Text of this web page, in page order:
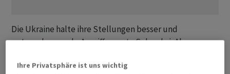
Die Ukraine halte ihre Stellungen besser und
unternehme mehr Angriffe, sagte Selenskyj. Als
mit Drohnen im russischen Hinterland. Sie hätten im Mai
Ihre Privatsphäre ist uns wichtig